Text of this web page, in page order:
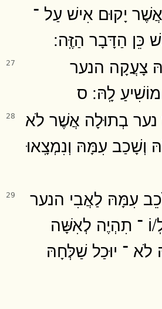
יָקוּם אִישׁ עַל ־
כֵּן הַדָּבָר הַזֶּֽה ׃
27
צָעֲקָה הנער
לָֽהּ ׃ ס
28
נער בְתוּלָה אֲשֶׁר לֹא
וְשָׁכַב עִמָּהּ וְנִמְצָֽאוּ
29
עִמָּהּ לַאֲבִי הנער
וֹ ־ תִהְיֶה לְאִשָּׁה
־ יוּכַל שַׁלְּחָהּ